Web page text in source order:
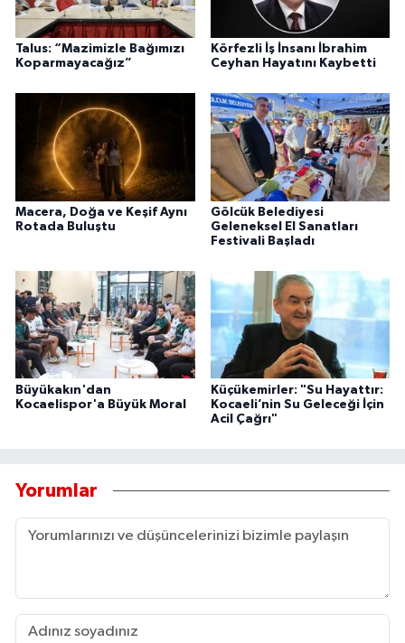
Talus: “Mazimizle Bağımızı
Koparmayacağız”
Körfezli İş İnsanı İbrahim
Ceyhan Hayatını Kaybetti
Macera, Doğa ve Keşif Aynı
Rotada Buluştu
Gölcük Belediyesi
Geleneksel El Sanatları
Festivali Başladı
Büyükakın'dan
Kocaelispor'a Büyük Moral
Küçükemirler: "Su Hayattır:
Kocaeli’nin Su Geleceği İçin
Acil Çağrı"
Yorumlar